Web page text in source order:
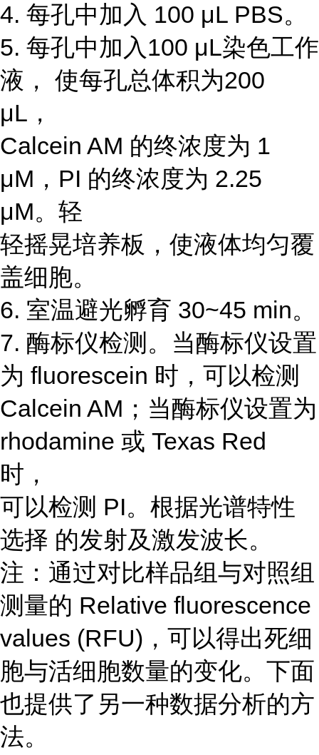
4. 每孔中加入 100 μL PBS。
5. 每孔中加入100 μL染色工作
液， 使每孔总体积为200
μL，
Calcein AM 的终浓度为 1
μΜ，PI 的终浓度为 2.25
μM。轻
轻摇晃培养板，使液体均匀覆
盖细胞。
6. 室温避光孵育 30~45 min。
7. 酶标仪检测。当酶标仪设置
为 fluorescein 时，可以检测
Calcein AM；当酶标仪设置为
rhodamine 或 Texas Red
时，
可以检测 PI。根据光谱特性
选择 的发射及激发波长。
注：通过对比样品组与对照组
测量的 Relative fluorescence
values (RFU)，可以得出死细
胞与活细胞数量的变化。下面
也提供了另一种数据分析的方
法。